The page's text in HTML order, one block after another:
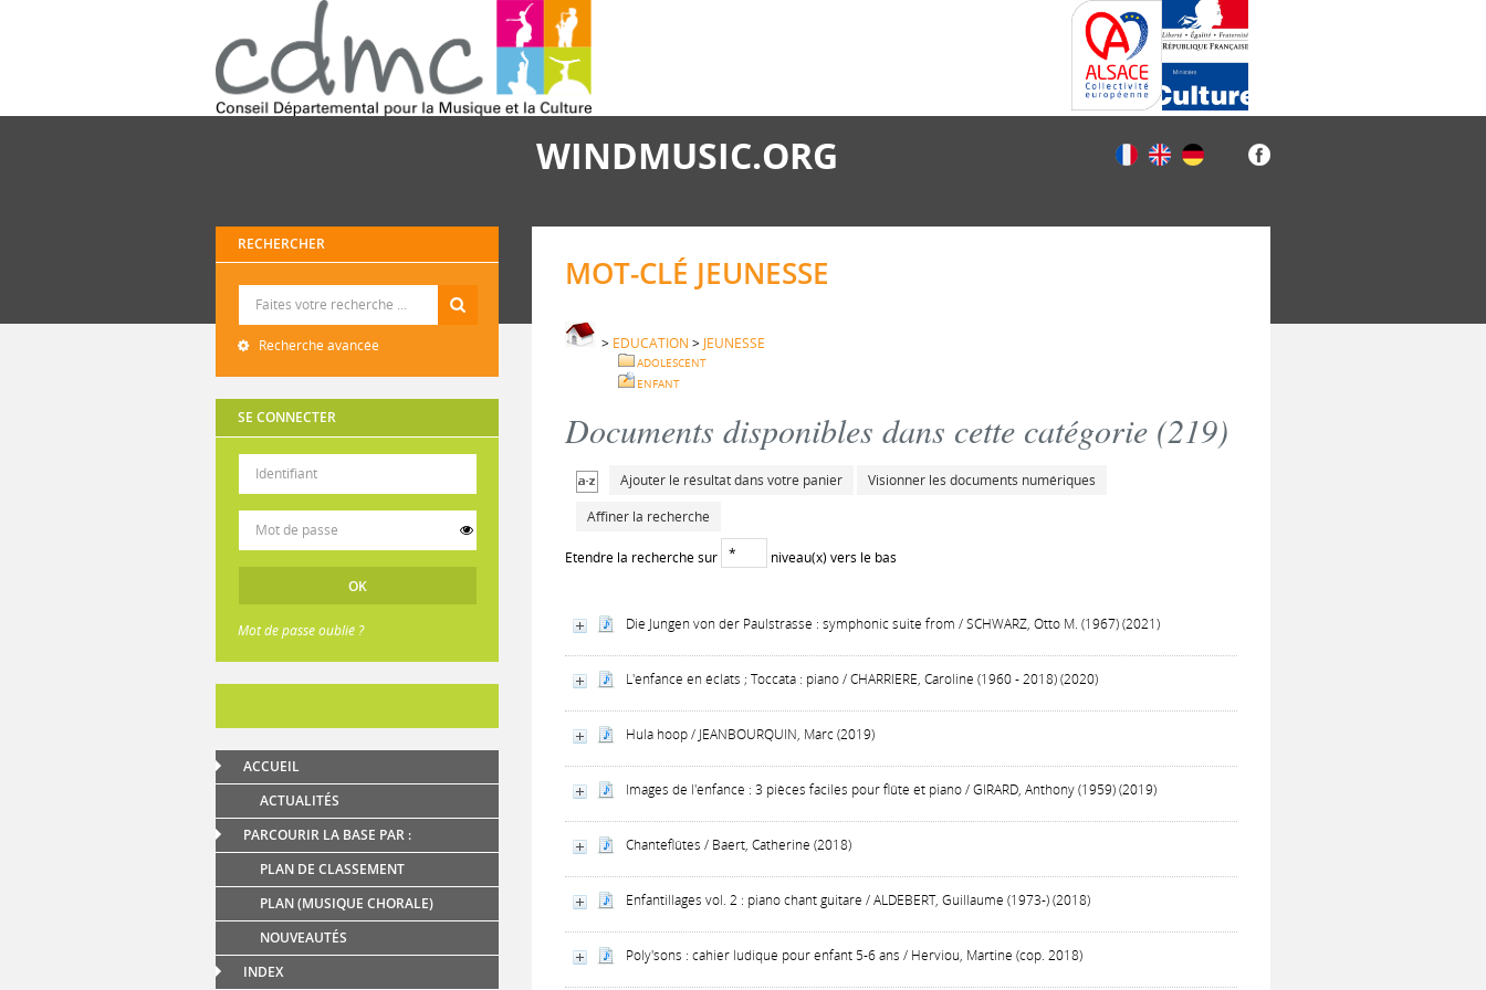
WINDMUSIC.ORG
RECHERCHER
Recherche avancée
SE CONNECTER
Mot de passe oublié ?
ACCUEIL
ACTUALITÉS
PARCOURIR LA BASE PAR :
PLAN DE CLASSEMENT
PLAN (MUSIQUE CHORALE)
NOUVEAUTÉS
INDEX
MOT-CLÉ JEUNESSE
> EDUCATION > JEUNESSE
ADOLESCENT
ENFANT
Documents disponibles dans cette catégorie (219)
Ajouter le résultat dans votre panier
Visionner les documents numériques
Affiner la recherche
Etendre la recherche sur niveau(x) vers le bas
Die Jungen von der Paulstrasse : symphonic suite from / SCHWARZ, Otto M. (1967) (2021)
L'enfance en éclats ; Toccata : piano / CHARRIERE, Caroline (1960 - 2018) (2020)
Hula hoop / JEANBOURQUIN, Marc (2019)
Images de l'enfance : 3 pièces faciles pour flûte et piano / GIRARD, Anthony (1959) (2019)
Chanteflûtes / Baert, Catherine (2018)
Enfantillages vol. 2 : piano chant guitare / ALDEBERT, Guillaume (1973-) (2018)
Poly'sons : cahier ludique pour enfant 5-6 ans / Herviou, Martine (cop. 2018)